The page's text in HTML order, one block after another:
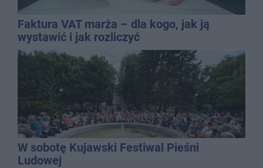
Faktura VAT marża – dla kogo, jak ją
wystawić i jak rozliczyć
W sobotę Kujawski Festiwal Pieśni
Ludowej